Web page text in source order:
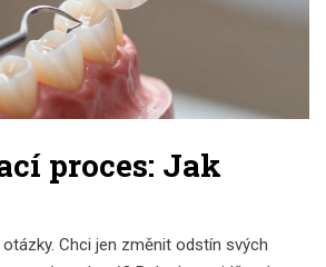
proces: Jak
Chci jen změnit odstín svých